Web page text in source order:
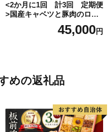
<2か月に1回 計3回 定期便
>国産キャベツと豚肉のロー
ルキャベツ（6P入り）
45,000円
めの返礼品